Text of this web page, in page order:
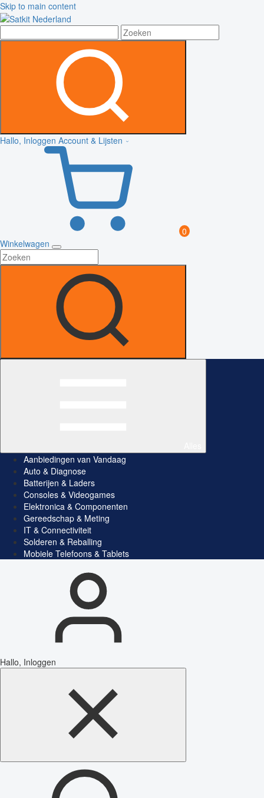
Skip to main content
Hallo, Inloggen Account & Lijsten
0
Winkelwagen
Aanbiedingen van Vandaag
Auto & Diagnose
Batterijen & Laders
Consoles & Videogames
Elektronica & Componenten
Gereedschap & Meting
IT & Connectiviteit
Solderen & Reballing
Mobiele Telefoons & Tablets
Hallo, Inloggen